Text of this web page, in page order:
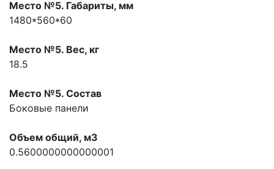
Место №5. Габариты, мм
1480*560*60
Место №5. Вес, кг
18.5
Место №5. Состав
Боковые панели
Объем общий, м3
0.5600000000000001